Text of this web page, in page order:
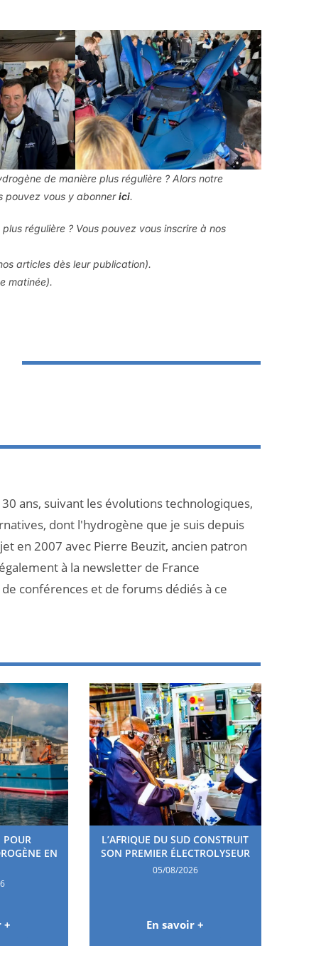
de manière plus régulière ? Alors notre
pouvez vous y abonnerici.
régulière ? Vous pouvez vous inscrire à nos
articles dès leur publication).
matinée).
ans, suivant les évolutions technologiques,
dont l'hydrogène que je suis depuis
en 2007 avec Pierre Beuzit, ancien patron
à la newsletter de France
conférences et de forums dédiés à ce
POUR
EN
+
L’AFRIQUE DU SUD CONSTRUIT
SON PREMIER ÉLECTROLYSEUR
05/08/2026
En savoir +